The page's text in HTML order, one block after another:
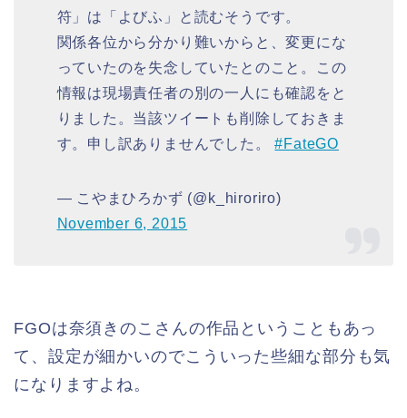
符」は「よびふ」と読むそうです。
関係各位から分かり難いからと、変更にな
っていたのを失念していたとのこと。この
情報は現場責任者の別の一人にも確認をと
りました。当該ツイートも削除しておきま
す。申し訳ありませんでした。#FateGO
— こやまひろかず (@k_hiroriro)
November 6, 2015
FGOは奈須きのこさんの作品ということもあっ
て、設定が細かいのでこういった些細な部分も気
になりますよね。